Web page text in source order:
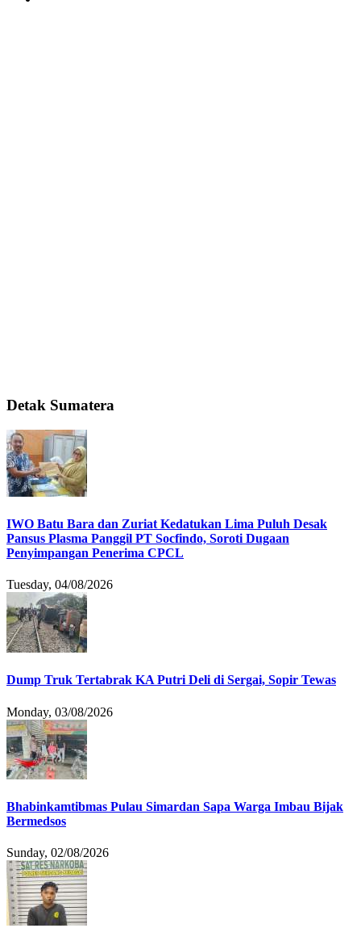
Detak Sumatera
IWO Batu Bara dan Zuriat Kedatukan Lima Puluh Desak
Pansus Plasma Panggil PT Socfindo, Soroti Dugaan
Penyimpangan Penerima CPCL
Tuesday, 04/08/2026
Dump Truk Tertabrak KA Putri Deli di Sergai, Sopir Tewas
Monday, 03/08/2026
Bhabinkamtibmas Pulau Simardan Sapa Warga Imbau Bijak
Bermedsos
Sunday, 02/08/2026